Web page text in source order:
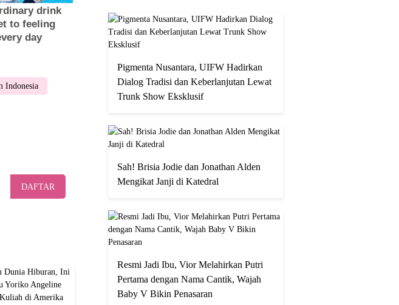
Indonesia
DAFTAR
Pigmenta Nusantara, UIFW Hadirkan
Dialog Tradisi dan Keberlanjutan Lewat
Trunk Show Eksklusif
Sah! Brisia Jodie dan Jonathan Alden
Mengikat Janji di Katedral
Resmi Jadi Ibu, Vior Melahirkan Putri
Pertama dengan Nama Cantik, Wajah
Baby V Bikin Penasaran